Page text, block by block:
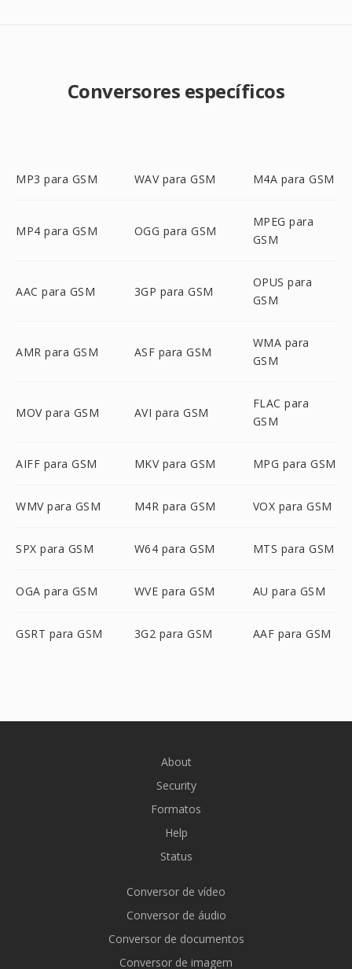
Conversores específicos
MP3 para GSM WAV para GSM M4A para GSM
MP4 para GSM OGG para GSM
MPEG para
GSM
AAC para GSM 3GP para GSM
OPUS para
GSM
AMR para GSM ASF para GSM
WMA para
GSM
MOV para GSM AVI para GSM
FLAC para
GSM
AIFF para GSM MKV para GSM MPG para GSM
WMV para GSM M4R para GSM VOX para GSM
SPX para GSM W64 para GSM MTS para GSM
OGA para GSM WVE para GSM AU para GSM
GSRT para GSM 3G2 para GSM AAF para GSM
About
Security
Formatos
Help
Status
Conversor de vídeo
Conversor de áudio
Conversor de documentos
Conversor de imagem